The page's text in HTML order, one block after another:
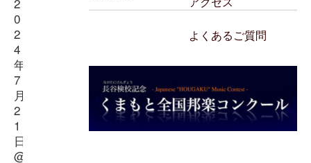
アクセス
よくあるご質問
0
2
4
年
7
月
2
1
日
@